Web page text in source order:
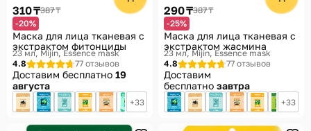
310 ₸387 ₸
-20%
Маска для лица тканевая с
экстрактом фитонциды
23 мл Mijin, Essence mask
4.8
77 отзывов
Доставим бесплатно 19
августа
33
290 ₸387 ₸
-25%
Маска для лица тканевая с
экстрактом жасмина
23 мл Mijin, Essence mask
4.8
77 отзывов
Доставим
бесплатно завтра
33